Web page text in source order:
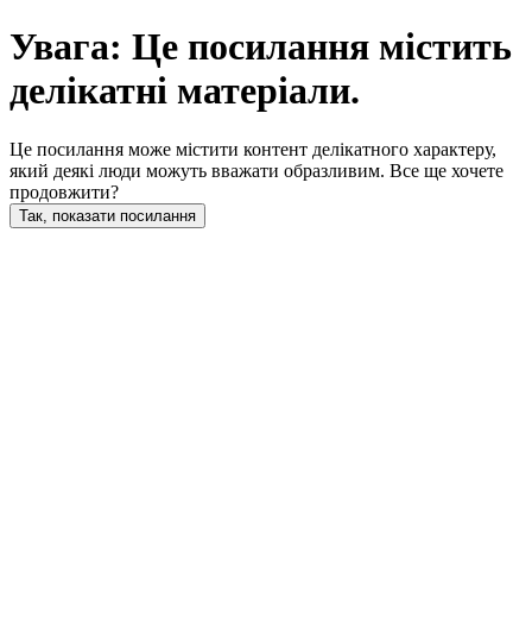
Увага: Це посилання містить
делікатні матеріали.
Це посилання може містити контент делікатного характеру,
який деякі люди можуть вважати образливим. Все ще хочете
продовжити?
Так, показати посилання